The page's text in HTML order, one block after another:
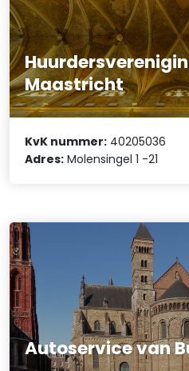
Maastricht
KvK nummer: 40205036
Adres: Molensingel 1 -21
Autoservice van